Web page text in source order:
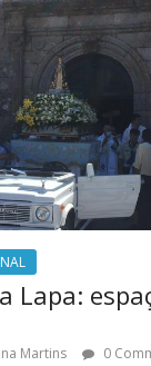
Lapa:
Martins 0